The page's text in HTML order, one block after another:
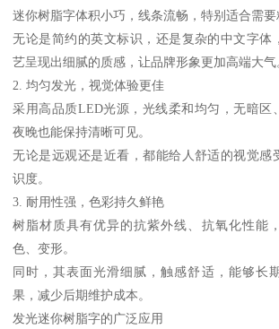
迷你树脂字体积小巧，线条流畅，特别适合需要
无论是简约的英文标识，还是复杂的中文字体
艺呈现出细腻的质感，让品牌形象更加高端大气
2. 均匀发光，视觉体验更佳
采用高品质LED光源，光线柔和均匀，无暗区
夜晚也能保持清晰可见。
无论是远观还是近看，都能给人舒适的视觉感
识度。
3. 耐用性强，色彩持久鲜艳
树脂材质具有优异的抗紫外线、抗氧化性能
色、变形。
同时，其表面光滑细腻，触感舒适，能够长
果，减少后期维护成本。
发光迷你树脂字的广泛应用